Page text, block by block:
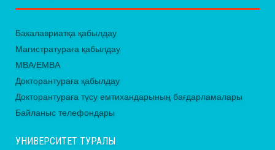
Бакалавриатқа қабылдау
Магистратураға қабылдау
MBA/EMBA
Докторантураға қабылдау
Докторантураға түсу емтихандарының бағдарламалары
Байланыс телефондары
УНИВЕРСИТЕТ ТУРАЛЫ